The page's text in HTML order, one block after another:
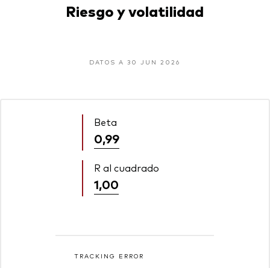
Riesgo y volatilidad
DATOS A 30 JUN 2026
Beta
0,99
R al cuadrado
1,00
TRACKING ERROR